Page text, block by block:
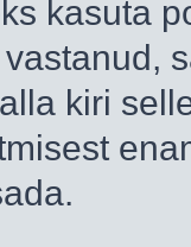
kasuta
kiri